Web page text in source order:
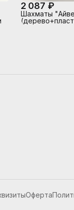
2 087 ₽
Шахматы
Оферта